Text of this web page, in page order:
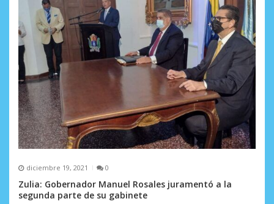
diciembre 19, 2021 0
Zulia: Gobernador Manuel Rosales juramentó a la
segunda parte de su gabinete